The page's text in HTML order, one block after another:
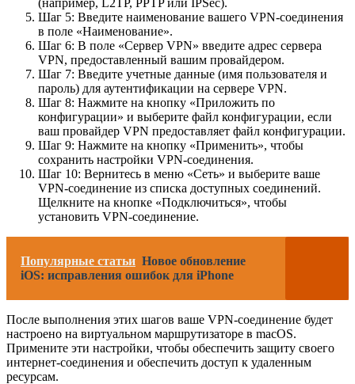
Шаг 5: Введите наименование вашего VPN-соединения
в поле «Наименование».
Шаг 6: В поле «Сервер VPN» введите адрес сервера
VPN, предоставленный вашим провайдером.
Шаг 7: Введите учетные данные (имя пользователя и
пароль) для аутентификации на сервере VPN.
Шаг 8: Нажмите на кнопку «Приложить по
конфигурации» и выберите файл конфигурации, если
ваш провайдер VPN предоставляет файл конфигурации.
Шаг 9: Нажмите на кнопку «Применить», чтобы
сохранить настройки VPN-соединения.
Шаг 10: Вернитесь в меню «Сеть» и выберите ваше
VPN-соединение из списка доступных соединений.
Щелкните на кнопке «Подключиться», чтобы
установить VPN-соединение.
Популярные статьи Новое обновление
iOS: исправления ошибок для iPhone
После выполнения этих шагов ваше VPN-соединение будет
настроено на виртуальном маршрутизаторе в macOS.
Примените эти настройки, чтобы обеспечить защиту своего
интернет-соединения и обеспечить доступ к удаленным
ресурсам.